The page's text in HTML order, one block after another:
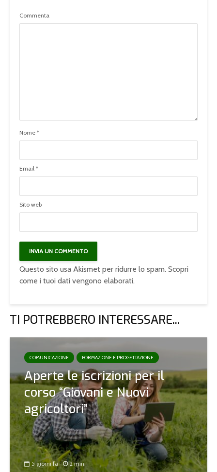
Commenta
Nome *
Email *
Sito web
Questo sito usa Akismet per ridurre lo spam. Scopri
come i tuoi dati vengono elaborati.
TI POTREBBERO INTERESSARE...
COMUNICAZIONE FORMAZIONE E PROGETTAZIONE
Aperte le iscrizioni per il
corso “Giovani e Nuovi
agricoltori”
5 giorni fa 2 min.